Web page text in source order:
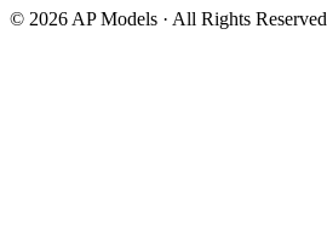
© 2026 AP Models · All Rights Reserved